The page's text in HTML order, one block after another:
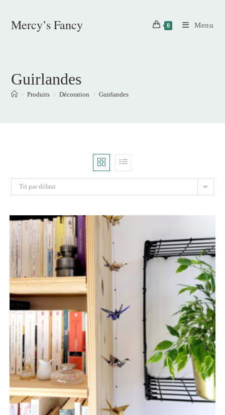
contentMercy’s Fancy 0 Menu
Guirlandes
> Produits > Décoration > Guirlandes
Tri par défaut